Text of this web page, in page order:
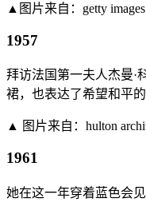
▲图片来自：getty images
1957
拜访法国第一夫人杰曼·
裙，也表达了希望和平的
▲ 图片来自：hulton
1961
她在这一年穿着蓝色会